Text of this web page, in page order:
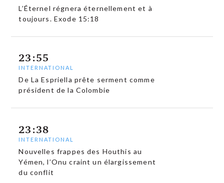
L’Éternel régnera éternellement et à
toujours. Exode 15:18
23:55
INTERNATIONAL
De La Espriella prête serment comme
président de la Colombie
23:38
INTERNATIONAL
Nouvelles frappes des Houthis au
Yémen, l’Onu craint un élargissement
du conflit